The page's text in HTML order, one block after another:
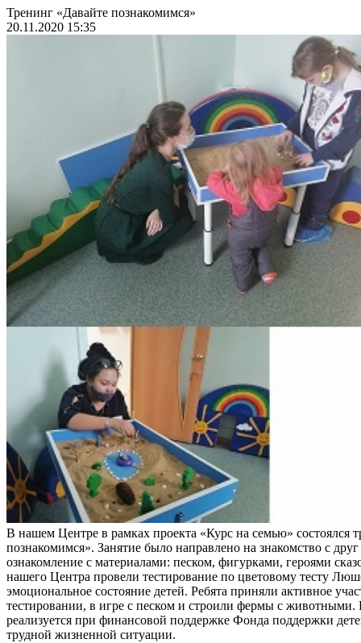
Тренинг «Давайте познакомимся»
20.11.2020 15:35
В нашем Центре в рамках проекта «Курс на семью» состоялся
познакомимся». Занятие было направлено на знакомство с
ознакомление с материалами: песком, фигурками, героями
нашего Центра провели тестирование по цветовому тесту
эмоциональное состояние детей. Ребята приняли активное
тестировании, в игре с песком и строили фермы с животными.
реализуется при финансовой поддержке Фонда поддержки
трудной жизненной ситуации.